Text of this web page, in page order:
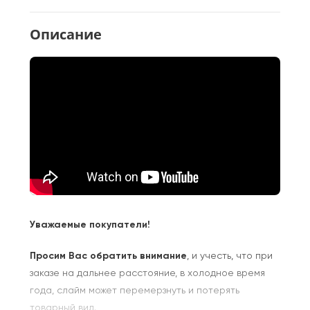
Описание
Уважаемые покупатели!
Просим Вас обратить внимание , и учесть, что при
заказе на дальнее расстояние, в холодное время
года, слайм может перемерзнуть и потерять
товарный вид.